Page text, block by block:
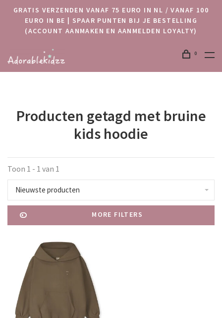
GRATIS VERZENDEN VANAF 75 EURO IN NL / VANAF 100
EURO IN BE | SPAAR PUNTEN BIJ JE BESTELLING
(ACCOUNT AANMAKEN EN AANMELDEN LOYALTY)
0
Producten getagd met bruine
kids hoodie
Toon 1 - 1 van 1
Nieuwste producten
MORE FILTERS